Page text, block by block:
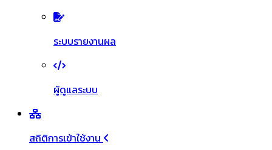
ระบบรายงานผล
ผู้ดูแลระบบ
สถิติการเข้าใช้งาน